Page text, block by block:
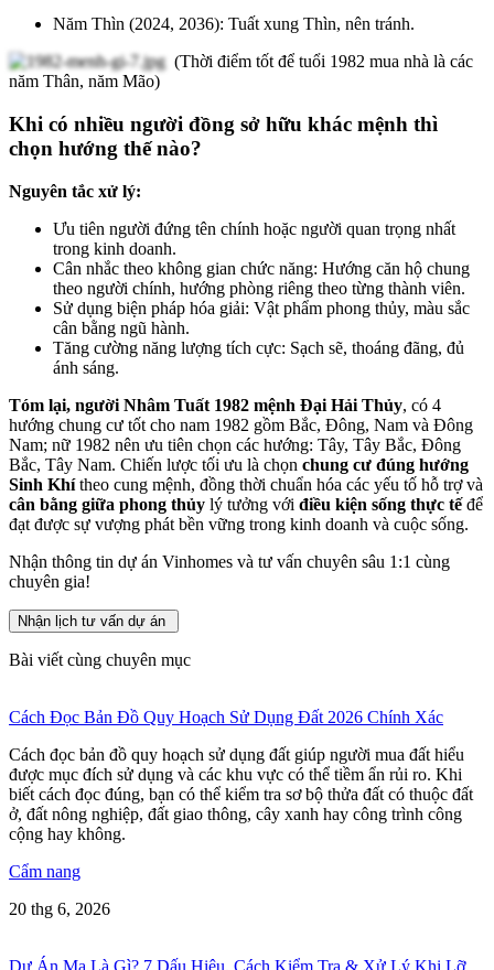
Năm Thìn (2024, 2036): Tuất xung Thìn, nên tránh.
(Thời điểm tốt để tuổi 1982 mua nhà là các
năm Thân, năm Mão)
Khi có nhiều người đồng sở hữu khác mệnh thì
chọn hướng thế nào?
Nguyên tắc xử lý:
Ưu tiên người đứng tên chính hoặc người quan trọng nhất
trong kinh doanh.
Cân nhắc theo không gian chức năng: Hướng căn hộ chung
theo người chính, hướng phòng riêng theo từng thành viên.
Sử dụng biện pháp hóa giải: Vật phẩm phong thủy, màu sắc
cân bằng ngũ hành.
Tăng cường năng lượng tích cực: Sạch sẽ, thoáng đãng, đủ
ánh sáng.
Tóm lại, người Nhâm Tuất 1982 mệnh Đại Hải Thủy, có 4
hướng chung cư tốt cho nam 1982 gồm Bắc, Đông, Nam và Đông
Nam; nữ 1982 nên ưu tiên chọn các hướng: Tây, Tây Bắc, Đông
Bắc, Tây Nam. Chiến lược tối ưu là chọn chung cư đúng hướng
Sinh Khítheo cung mệnh, đồng thời chuẩn hóa các yếu tố hỗ trợ và
cân bằng giữa phong thủy lý tưởng với điều kiện sống thực tếđể
đạt được sự vượng phát bền vững trong kinh doanh và cuộc sống.
Nhận thông tin dự án Vinhomes và tư vấn chuyên sâu 1:1 cùng
chuyên gia!
Nhận lịch tư vấn dự án
Bài viết cùng chuyên mục
Cách Đọc Bản Đồ Quy Hoạch Sử Dụng Đất 2026 Chính Xác
Cách đọc bản đồ quy hoạch sử dụng đất giúp người mua đất hiểu
được mục đích sử dụng và các khu vực có thể tiềm ẩn rủi ro. Khi
biết cách đọc đúng, bạn có thể kiểm tra sơ bộ thửa đất có thuộc đất
ở, đất nông nghiệp, đất giao thông, cây xanh hay công trình công
cộng hay không.
Cẩm nang
20 thg 6, 2026
Dự Án Ma Là Gì? 7 Dấu Hiệu, Cách Kiểm Tra & Xử Lý Khi Lỡ